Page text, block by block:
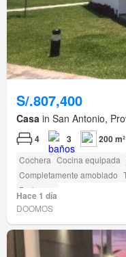
S/.807,400
Casa in San Antonio,
4 3 200 m²
Cochera Cocina equipada
Completamente amoblado
Barbacoa
Hace 1 día
DOOMOS